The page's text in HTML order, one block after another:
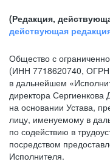
(Редакция,
действующая
Общество с
(ИНН 7718620740,
в дальнейшем
директора
на основании Устава,
лицу, именуемому в
по содействию в
посредством
Исполнителя.